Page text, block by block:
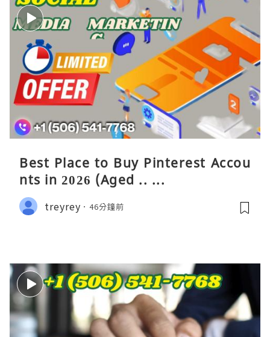
Best Place to Buy Pinterest Accou
nts in 2026 (Aged .. ...
treyrey 46分鐘前